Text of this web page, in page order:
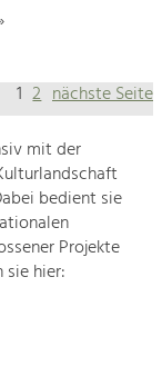
1 2 nächste Seite
mit der
bedient sie
Projekte
hier: